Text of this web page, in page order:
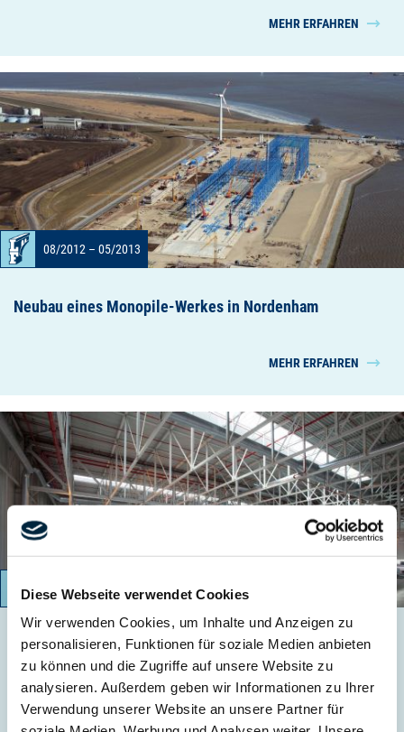
Diese Webseite verwendet Cookies
Wir verwenden Cookies, um Inhalte und Anzeigen zu
personalisieren, Funktionen für soziale Medien anbieten
zu können und die Zugriffe auf unsere Website zu
analysieren. Außerdem geben wir Informationen zu Ihrer
Verwendung unserer Website an unsere Partner für
MEHR ERFAHREN
08/2012 – 05/2013
Neubau eines Monopile-Werkes in Nordenham
MEHR ERFAHREN
03/2012 – 03/2013
Neubau der Karosseriebauhalle 18
Volkswagen Werk in Emden
MEHR ERFAHREN